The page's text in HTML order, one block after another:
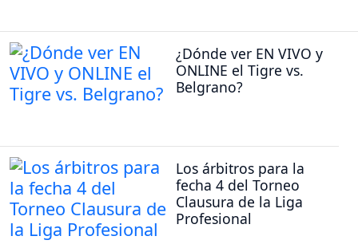
¿Dónde ver EN VIVO y
ONLINE el Tigre vs.
Belgrano?
Los árbitros para la
fecha 4 del Torneo
Clausura de la Liga
Profesional